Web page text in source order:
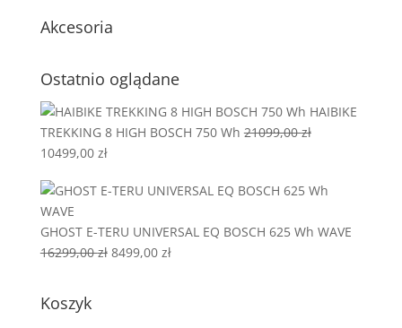
Akcesoria
Ostatnio oglądane
HAIBIKE
TREKKING 8 HIGH BOSCH 750 Wh 21099,00zł
Pierwotna
wynosiła:
21099,00 zł.
10499,00 złAktualna
wynosi:
GHOST E-TERU UNIVERSAL EQ BOSCH 625 Wh WAVE
16299,00zł Pierwotna
8499,00 złAktualna
Koszyk